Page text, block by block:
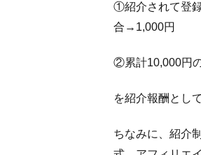
①紹介されて登
合→1,000円
②累計10,000円
を紹介報酬とし
ちなみに、紹介